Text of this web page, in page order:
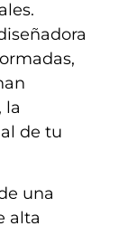
la
de tu
una
alta